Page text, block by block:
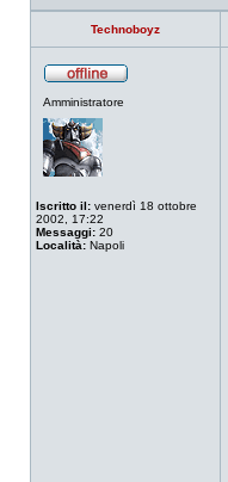
Technoboyz
Amministratore
Iscritto il: venerdì 18 ottobre
2002, 17:22
Messaggi: 20
Località: Napoli